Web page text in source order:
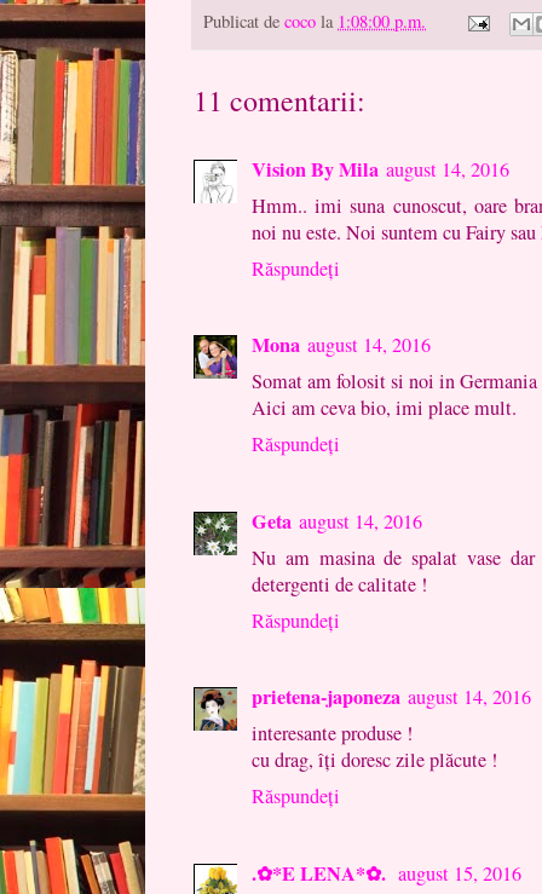
Publicat de coco la 1:08:00 p.m.
11 comentarii:
Vision By Mila august 14, 2016
Hmm.. imi suna cunoscut, oare
noi nu este. Noi suntem cu Fairy
Răspundeți
Mona august 14, 2016
Somat am folosit si noi in
Aici am ceva bio, imi place mult.
Răspundeți
Geta august 14, 2016
Nu am masina de spalat vase
detergenti de calitate !
Răspundeți
prietena-japoneza august 14, 2016
interesante produse !
cu drag, îţi doresc zile plăcute !
Răspundeți
.✿*E LENA*✿. august 15, 2016